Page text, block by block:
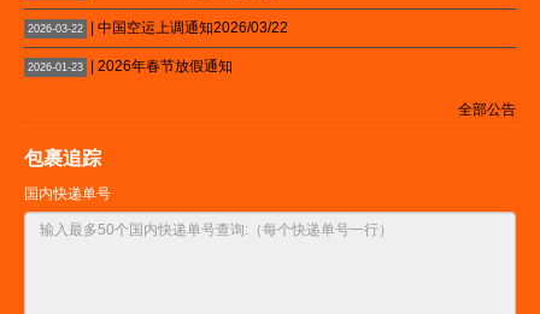
2026-03-22 | 中国空运上调通知2026/03/22
2026-01-23 | 2026年春节放假通知
全部公告
包裹追踪
国内快递单号